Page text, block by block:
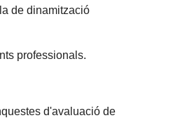
de dinamització
professionals.
d'avaluació de